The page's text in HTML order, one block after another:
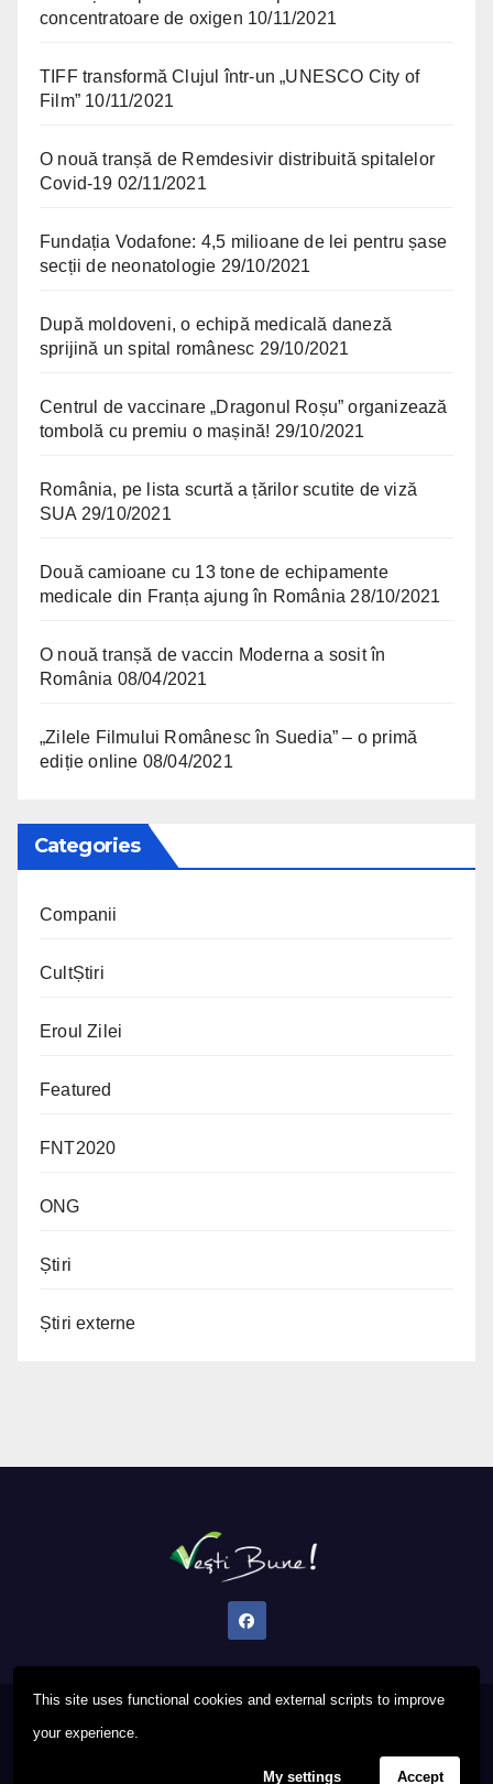
This site uses functional cookies and external scripts to improve
your experience.
My settings Accept
concentratoare de oxigen 10/11/2021
TIFF transformă Clujul într-un „UNESCO City of
Film” 10/11/2021
O nouă tranșă de Remdesivir distribuită spitalelor
Covid-19 02/11/2021
Fundația Vodafone: 4,5 milioane de lei pentru șase
secții de neonatologie 29/10/2021
După moldoveni, o echipă medicală daneză
sprijină un spital românesc 29/10/2021
Centrul de vaccinare „Dragonul Roșu” organizează
tombolă cu premiu o mașină! 29/10/2021
România, pe lista scurtă a țărilor scutite de viză
SUA 29/10/2021
Două camioane cu 13 tone de echipamente
medicale din Franța ajung în România 28/10/2021
O nouă tranșă de vaccin Moderna a sosit în
România 08/04/2021
„Zilele Filmului Românesc în Suedia” – o primă
ediție online 08/04/2021
Categories
Companii
CultȘtiri
Eroul Zilei
Featured
FNT2020
ONG
Știri
Știri externe
Proudly powered by WordPress
Privacy PolicyFAQ